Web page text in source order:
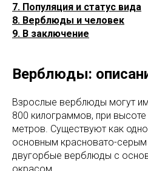
7. Популяция и статус вида
8. Верблюды и человек
9. В заключение
Верблюды:
Взрослые верблюды могут
800 килограммов, при
метров. Существуют как
основным красновато-серым
двугорбые верблюды с